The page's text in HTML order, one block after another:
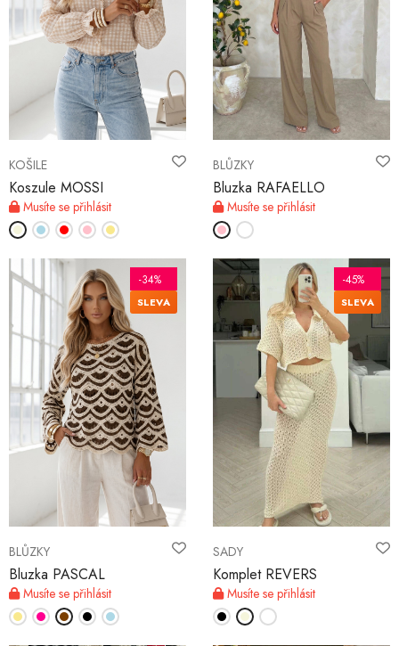
KOŠILE
Koszule MOSSI
Musíte se přihlásit
BLŮZKY
Bluzka RAFAELLO
Musíte se přihlásit
BLŮZKY
Bluzka PASCAL
Musíte se přihlásit
-34%
SLEVA
SADY
Komplet REVERS
Musíte se přihlásit
-45%
SLEVA